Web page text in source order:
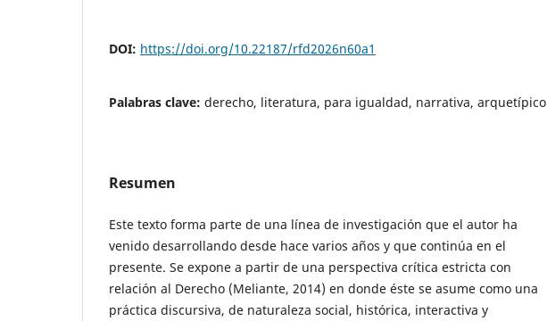
DOI: https://doi.org/10.22187/rfd2026n60a1
Palabras clave: derecho, literatura, para igualdad, narrativa, arquetípico
Resumen
Este texto forma parte de una línea de investigación que el autor ha
venido desarrollando desde hace varios años y que continúa en el
presente. Se expone a partir de una perspectiva crítica estricta con
relación al Derecho (Meliante, 2014) en donde éste se asume como una
práctica discursiva, de naturaleza social, histórica, interactiva y